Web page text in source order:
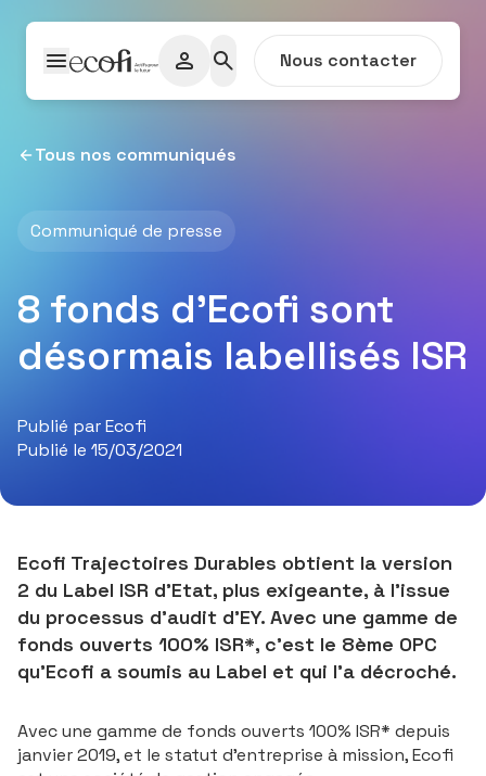
Nous contacter
Tous nos communiqués
Communiqué de presse
8 fonds d'Ecofi sont
désormais labellisés ISR
Publié par Ecofi
Publié le 15/03/2021
Ecofi Trajectoires Durables obtient la version
2 du Label ISR d’Etat, plus exigeante, à l’issue
du processus d’audit d’EY. Avec une gamme de
fonds ouverts 100% ISR*, c’est le 8ème OPC
qu’Ecofi a soumis au Label et qui l’a décroché.
Avec une gamme de fonds ouverts 100% ISR* depuis
janvier 2019, et le statut d’entreprise à mission, Ecofi